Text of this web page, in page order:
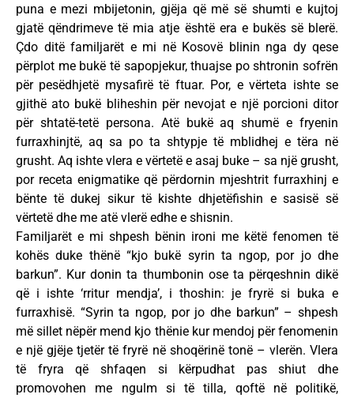
puna e mezi mbijetonin, gjëja që më së shumti e kujtoj
gjatë qëndrimeve të mia atje është era e bukës së blerë.
Çdo ditë familjarët e mi në Kosovë blinin nga dy qese
përplot me bukë të sapopjekur, thuajse po shtronin sofrën
për pesëdhjetë mysafirë të ftuar. Por, e vërteta ishte se
gjithë ato bukë bliheshin për nevojat e një porcioni ditor
për shtatë-tetë persona. Atë bukë aq shumë e fryenin
furraxhinjtë, aq sa po ta shtypje të mblidhej e tëra në
grusht. Aq ishte vlera e vërtetë e asaj buke – sa një grusht,
por receta enigmatike që përdornin mjeshtrit furraxhinj e
bënte të dukej sikur të kishte dhjetëfishin e sasisë së
vërtetë dhe me atë vlerë edhe e shisnin.
Familjarët e mi shpesh bënin ironi me këtë fenomen të
kohës duke thënë “kjo bukë syrin ta ngop, por jo dhe
barkun”. Kur donin ta thumbonin ose ta përqeshnin dikë
që i ishte ‘rritur mendja’, i thoshin: je fryrë si buka e
furraxhisë. “Syrin ta ngop, por jo dhe barkun” – shpesh
më sillet nëpër mend kjo thënie kur mendoj për fenomenin
e një gjëje tjetër të fryrë në shoqërinë tonë – vlerën. Vlera
të fryra që shfaqen si kërpudhat pas shiut dhe
promovohen me ngulm si të tilla, qoftë në politikë,